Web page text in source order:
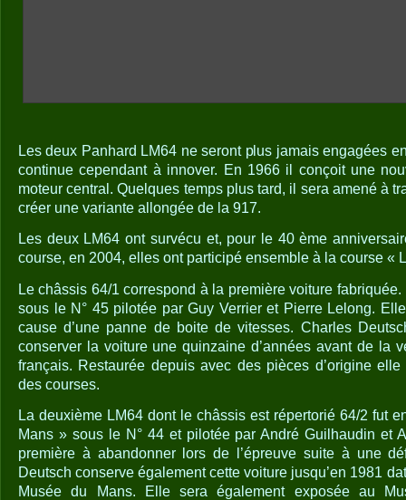
Les deux Panhard LM64 ne seront plus jamais engagées
continue cependant à innover. En 1966 il conçoit une
moteur central. Quelques temps plus tard, il sera amené à
créer une variante allongée de la 917.
Les deux LM64 ont survécu et, pour le 40 ème
course, en 2004, elles ont participé ensemble à la course «
Le châssis 64/1 correspond à la première voiture
sous le N° 45 pilotée par Guy Verrier et Pierre Lelong.
cause d’une panne de boite de vitesses. Charles
conserver la voiture une quinzaine d’années avant de la
français. Restaurée depuis avec des pièces d’origine
des courses.
La deuxième LM64 dont le châssis est répertorié 64/2 fut
Mans » sous le N° 44 et pilotée par André Guilhaudin et
première à abandonner lors de l’épreuve suite à une
Deutsch conserve également cette voiture jusqu’en 1981
Musée du Mans. Elle sera également exposée au